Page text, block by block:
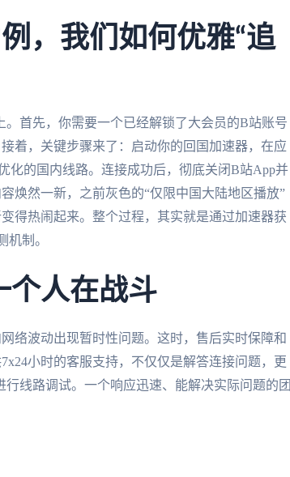
，我们如何优雅“追
首先，你需要一个已经解锁了大会员的B站账号
着，关键步骤来了：启动你的回国加速器，在应
化的国内线路。连接成功后，彻底关闭B站App并
焕然一新，之前灰色的“仅限中国大陆地区播放”
得热闹起来。整个过程，其实就是通过加速器获
制。
个人在战斗
络波动出现暂时性问题。这时，售后实时保障和
小时的客服支持，不仅仅是解答连接问题，更
线路调试。一个响应迅速、能解决实际问题的团